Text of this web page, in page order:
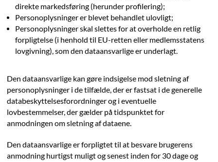
direkte markedsføring (herunder profilering);
Personoplysninger er blevet behandlet ulovligt;
Personoplysninger skal slettes for at overholde en retlig
forpligtelse (i henhold til EU-retten eller medlemsstatens
lovgivning), som den dataansvarlige er underlagt.
Den dataansvarlige kan gøre indsigelse mod sletning af
personoplysninger i de tilfælde, der er fastsat i de generelle
databeskyttelsesforordninger og i eventuelle
lovbestemmelser, der gælder på tidspunktet for
anmodningen om sletning af dataene.
Den dataansvarlige er forpligtet til at besvare brugerens
anmodning hurtigst muligt og senest inden for 30 dage og